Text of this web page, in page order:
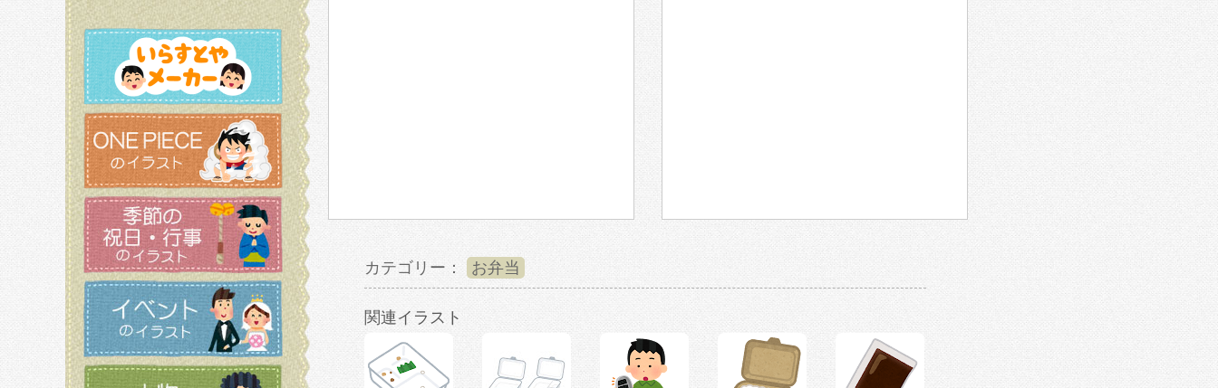
カテゴリー： お弁当
関連イラスト